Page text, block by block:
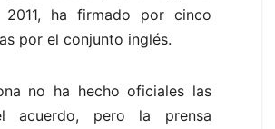
2011, ha firmado por cinco
por el conjunto inglés.
no ha hecho oficiales las
acuerdo, pero la prensa